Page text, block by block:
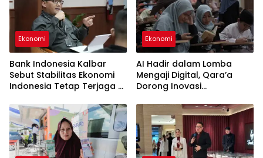
Ekonomi
Bank Indonesia Kalbar
Sebut Stabilitas Ekonomi
Indonesia Tetap Terjaga di
Global
Ekonomi
AI Hadir dalam Lomba
Mengaji Digital, Qara’a
Dorong Inovasi
Indonesia